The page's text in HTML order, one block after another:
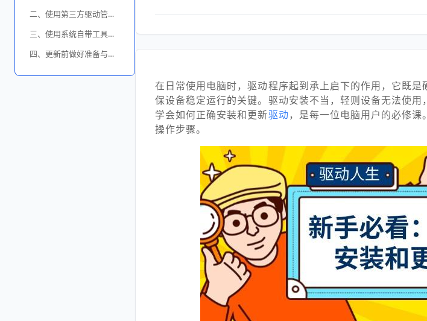
二、使用第三方驱动管理软件
三、使用系统自带工具更新驱动
四、更新前做好准备与备份
在日常使用电脑时，驱动程序起到承上启下的作用，它既
保设备稳定运行的关键。驱动安装不当，轻则设备无法使用
学会如何正确安装和更新驱动，是每一位电脑用户的必修
操作步骤。